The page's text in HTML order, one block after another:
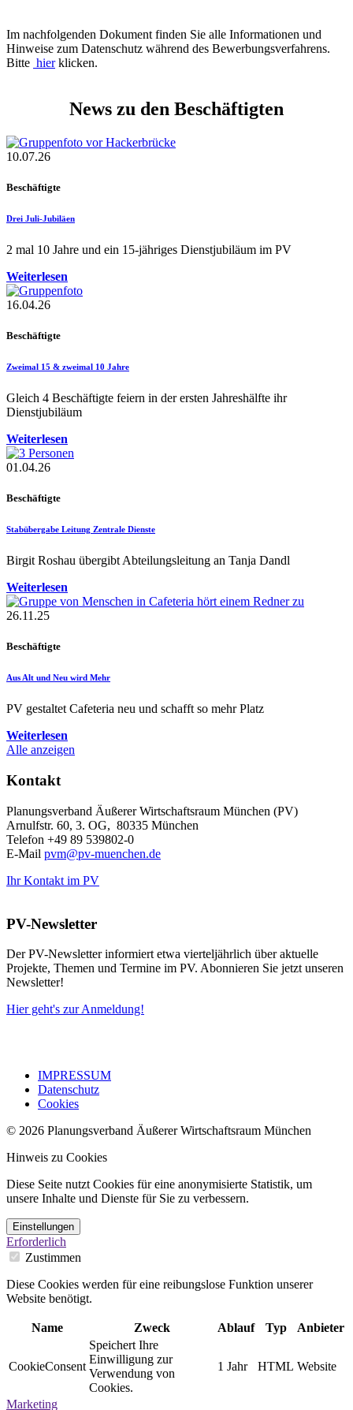
Im nachfolgenden Dokument finden Sie alle Informationen und
Hinweise zum Datenschutz während des Bewerbungsverfahrens.
Bitte hierklicken.
News zu den Beschäftigten
10.07.26
Beschäftigte
Drei Juli-Jubiläen
2 mal 10 Jahre und ein 15-jähriges Dienstjubiläum im PV
Weiterlesen
16.04.26
Beschäftigte
Zweimal 15 & zweimal 10 Jahre
Gleich 4 Beschäftigte feiern in der ersten Jahreshälfte ihr
Dienstjubiläum
Weiterlesen
01.04.26
Beschäftigte
Stabübergabe Leitung Zentrale Dienste
Birgit Roshau übergibt Abteilungsleitung an Tanja Dandl
Weiterlesen
26.11.25
Beschäftigte
Aus Alt und Neu wird Mehr
PV gestaltet Cafeteria neu und schafft so mehr Platz
Weiterlesen
Alle anzeigen
Kontakt
Planungsverband Äußerer Wirtschaftsraum München (PV)
Arnulfstr. 60, 3. OG, 80335 München
Telefon +49 89 539802-0
E-Mail pvm@pv-muenchen.de
Ihr Kontakt im PV
PV-Newsletter
Der PV-Newsletter informiert etwa vierteljährlich über aktuelle
Projekte, Themen und Termine im PV. Abonnieren Sie jetzt unseren
Newsletter!
Hier geht's zur Anmeldung!
IMPRESSUM
Datenschutz
Cookies
© 2026 Planungsverband Äußerer Wirtschaftsraum München
Hinweis zu Cookies
Diese Seite nutzt Cookies für eine anonymisierte Statistik, um
unsere Inhalte und Dienste für Sie zu verbessern.
Einstellungen
Erforderlich
Zustimmen
Diese Cookies werden für eine reibungslose Funktion unserer
Website benötigt.
Name Zweck Ablauf Typ Anbieter
CookieConsent
Speichert Ihre
Einwilligung zur
Verwendung von
Cookies.
1 Jahr HTML Website
Marketing